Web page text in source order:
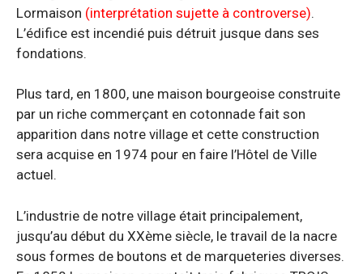
Lormaison (interprétation sujette à controverse).
L’édifice est incendié puis détruit jusque dans ses
fondations.
Plus tard, en 1800, une maison bourgeoise construite
par un riche commerçant en cotonnade fait son
apparition dans notre village et cette construction
sera acquise en 1974 pour en faire l’Hôtel de Ville
actuel.
L’industrie de notre village était principalement,
jusqu’au début du XXème siècle, le travail de la nacre
sous formes de boutons et de marqueteries diverses.